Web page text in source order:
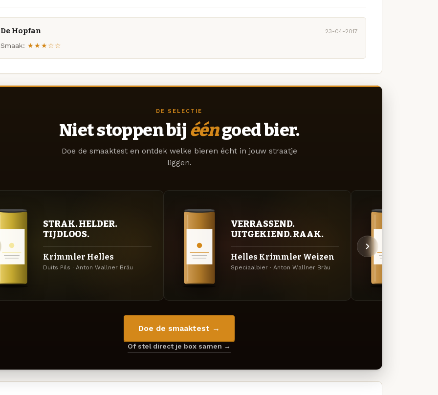
De Hopfan 23-04-2017
Smaak: ★★★☆☆
DE SELECTIE
Niet stoppen bij ééngoed bier.
Doe de smaaktest en ontdek welke bieren écht in jouw straatje
liggen.
STRAK. HELDER.
TIJDLOOS.
Krimmler Helles
Duits Pils · Anton Wallner Bräu
VERRASSEND.
UITGEKIEND. RAAK.
Helles Krimmler Weizen
Speciaalbier · Anton Wallner Bräu
Doe de smaaktest →
Of stel direct je box samen →